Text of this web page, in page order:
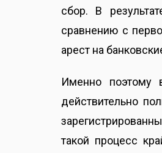
сбор. В
сравнению с
арест на
Именно поэтому
действительно
такой процесс